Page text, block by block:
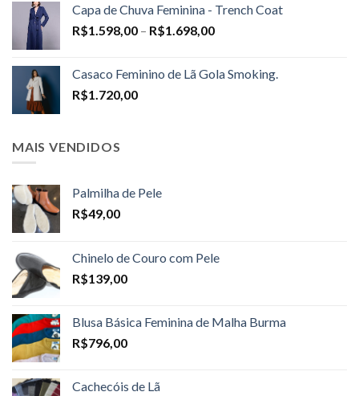
Capa de Chuva Feminina - Trench Coat
R$1.598,00 – R$1.698,00Price
through
Casaco Feminino de Lã Gola Smoking.
R$1.720,00
MAIS VENDIDOS
Palmilha de Pele
R$49,00
Chinelo de Couro com Pele
R$139,00
Blusa Básica Feminina de Malha Burma
R$796,00
Cachecóis de Lã